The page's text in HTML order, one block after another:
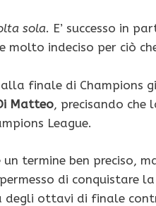
sola. E’ successo in
molto indeciso per ciò
finale di Champions
Matteo, precisando che
League.
un termine ben preciso,
di conquistare la
degli ottavi di finale